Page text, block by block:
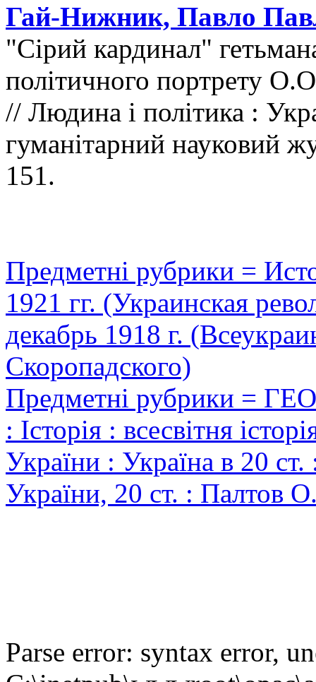
Гай-Нижник, Павло
"Сірий кардинал"
політичного портрету
// Людина і політика :
гуманітарний науковий
151.
Предметні рубрики =
1921 гг. (Украинская
декабрь 1918 г.
Скоропадского)
Предметні рубрики =
: Історія : всесвітня
України : Україна в 20 ст.
України, 20 ст. : Палтов
Parse error: syntax error,